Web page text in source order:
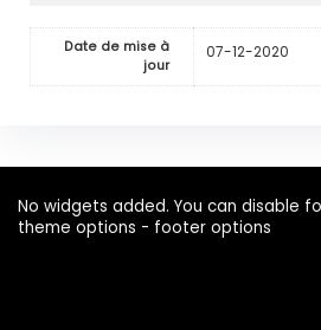
Date de mise à
jour
07-12-2020
No widgets added. You can disable
theme options - footer options